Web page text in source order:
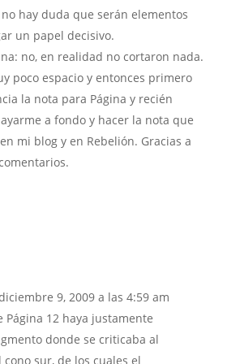
hay duda que serán elementos
un papel decisivo.
no, en realidad no cortaron nada.
poco espacio y entonces primero
la nota para Página y recién
a fondo y hacer la nota que
mi blog y en Rebelión. Gracias a
9, 2009 a las 4:59 am
Página 12 haya justamente
donde se criticaba al
sur, de los cuales el